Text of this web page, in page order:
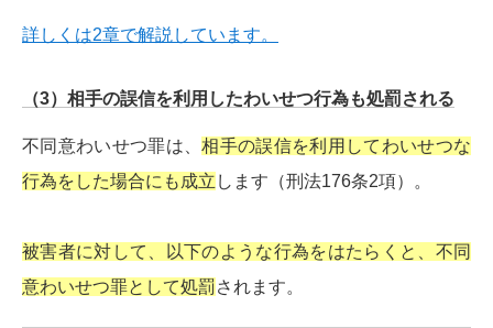
詳しくは2章で解説しています。
（3）相手の誤信を利用したわいせつ行為も処罰される
不同意わいせつ罪は、相手の誤信を利用してわいせつな
行為をした場合にも成立 します（刑法176条2項）。
被害者に対して、以下のような行為をはたらくと、不同
意わいせつ罪として処罰 されます。